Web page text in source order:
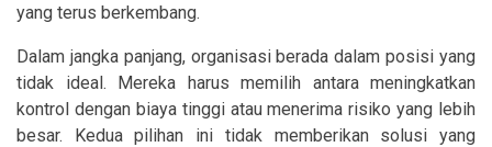
yang terus berkembang.
Dalam jangka panjang, organisasi berada dalam posisi yang
tidak ideal. Mereka harus memilih antara meningkatkan
kontrol dengan biaya tinggi atau menerima risiko yang lebih
besar. Kedua pilihan ini tidak memberikan solusi yang